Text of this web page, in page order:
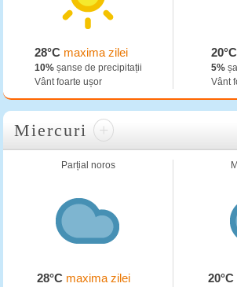
28°Cmaxima zilei
10%șanse de precipitații
Vânt foarte ușor
20°C
5%
Vânt
Miercuri +
Parțial noros
28°C maxima zilei 20°C